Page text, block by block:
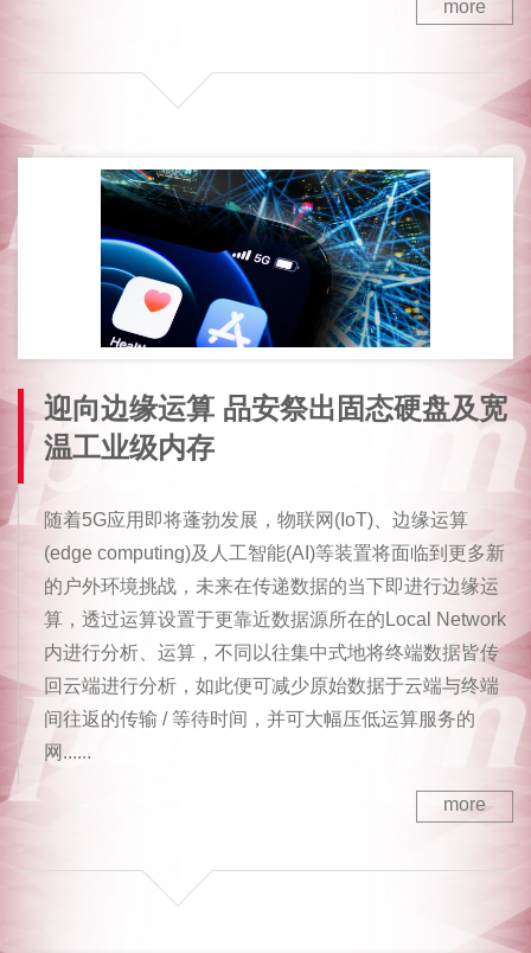
more
迎向边缘运算 品安祭出固态硬盘及宽
温工业级内存
随着5G应用即将蓬勃发展，物联网(IoT)、边缘运算
(edge computing)及人工智能(AI)等装置将面临到更多新
的户外环境挑战，未来在传递数据的当下即进行边缘运
算，透过运算设置于更靠近数据源所在的Local Network
内进行分析、运算，不同以往集中式地将终端数据皆传
回云端进行分析，如此便可减少原始数据于云端与终端
间往返的传输 / 等待时间，并可大幅压低运算服务的
网......
more